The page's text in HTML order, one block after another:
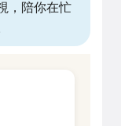
，陪你在忙